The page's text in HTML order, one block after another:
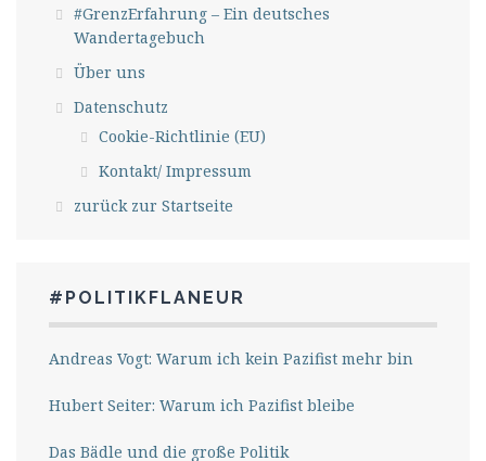
#GrenzErfahrung – Ein deutsches
Wandertagebuch
Über uns
Datenschutz
Cookie-Richtlinie (EU)
Kontakt/ Impressum
zurück zur Startseite
#POLITIKFLANEUR
Andreas Vogt: Warum ich kein Pazifist mehr bin
Hubert Seiter: Warum ich Pazifist bleibe
Das Bädle und die große Politik